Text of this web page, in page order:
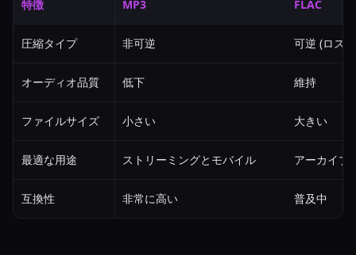
特徴 MP3 FLAC
圧縮タイプ 非可逆 可逆 (ロス
オーディオ品質 低下 維持
ファイルサイズ 小さい 大きい
最適な用途 ストリーミングとモバイル アーカイブ
互換性 非常に高い 普及中